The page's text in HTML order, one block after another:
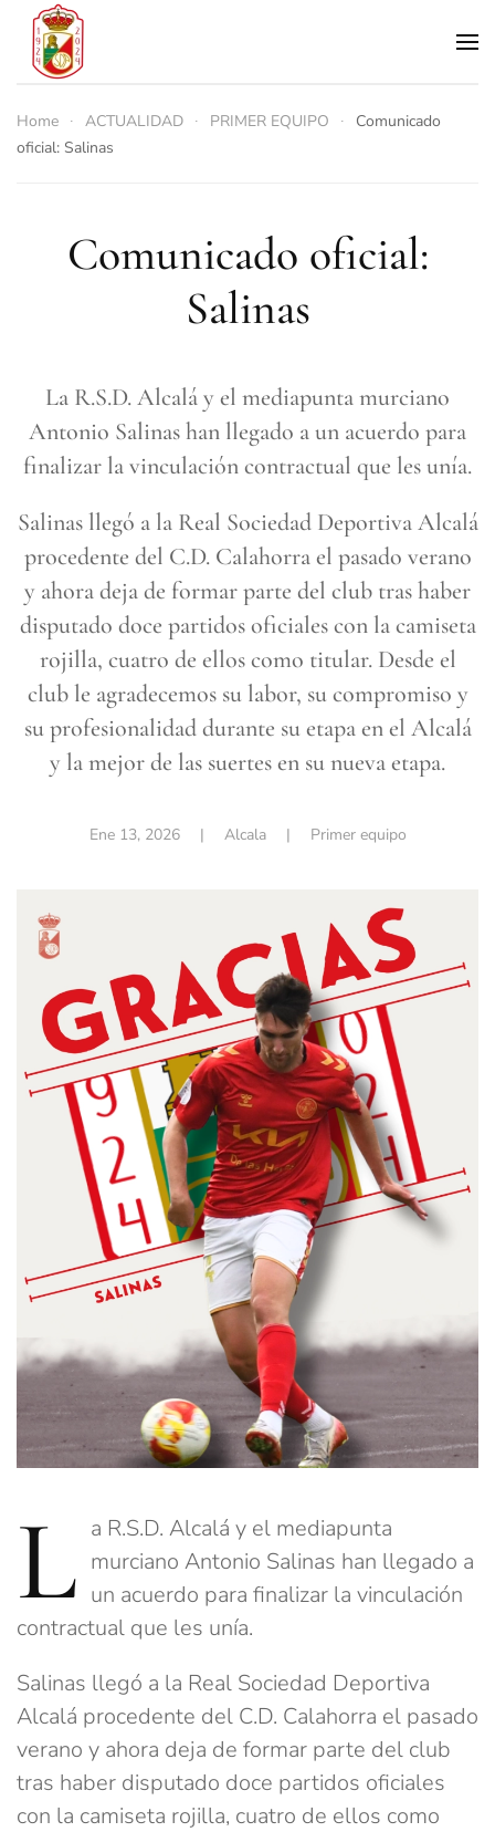
Skip to main content
Home ACTUALIDAD PRIMER EQUIPO
Comunicado
oficial: Salinas
Comunicado oficial:
Salinas
La R.S.D. Alcalá y el mediapunta murciano
Antonio Salinas han llegado a un acuerdo para
finalizar la vinculación contractual que les unía.
Salinas llegó a la Real Sociedad Deportiva Alcalá
procedente del C.D. Calahorra el pasado verano
y ahora deja de formar parte del club tras haber
disputado doce partidos oficiales con la camiseta
rojilla, cuatro de ellos como titular. Desde el
club le agradecemos su labor, su compromiso y
su profesionalidad durante su etapa en el Alcalá
y la mejor de las suertes en su nueva etapa.
Ene 13, 2026| Alcala | Primer equipo
L a R.S.D. Alcalá y el mediapunta
murciano Antonio Salinas han llegado a
un acuerdo para finalizar la vinculación
contractual que les unía.
Salinas llegó a la Real Sociedad Deportiva
Alcalá procedente del C.D. Calahorra el pasado
verano y ahora deja de formar parte del club
tras haber disputado doce partidos oficiales
con la camiseta rojilla, cuatro de ellos como